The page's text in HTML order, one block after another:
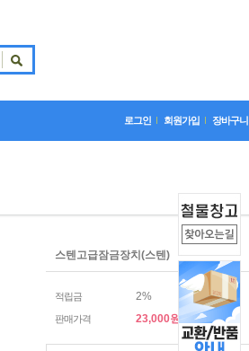
로그인 회원가입 장바구니
스텐고급잠금장치(스텐)
적립금 2%
판매가격 23,000원